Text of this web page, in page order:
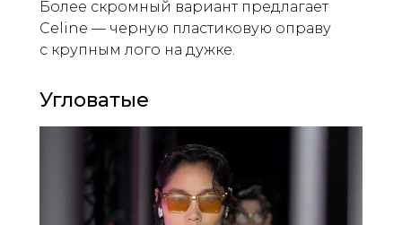
Более скромный вариант предлагает
Celine — черную пластиковую оправу
с крупным лого на дужке.
Угловатые